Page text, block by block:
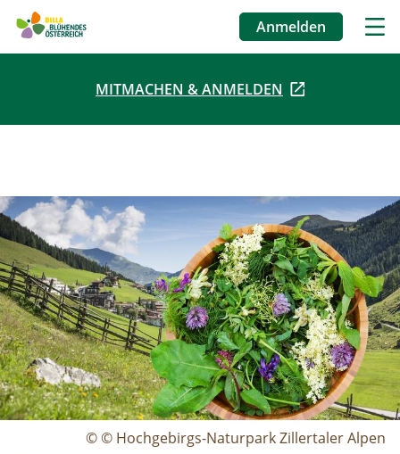
Direkt
Benutzermenü
Anmelden
MITMACHEN & ANMELDEN
© © Hochgebirgs-Naturpark Zillertaler Alpen